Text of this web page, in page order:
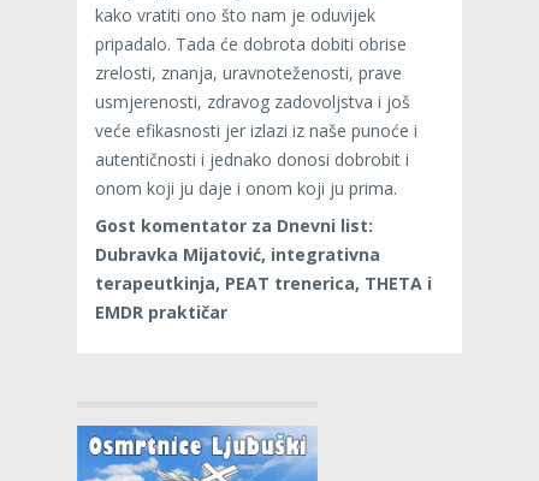
kako vratiti ono što nam je oduvijek
pripadalo. Tada će dobrota dobiti obrise
zrelosti, znanja, uravnoteženosti, prave
usmjerenosti, zdravog zadovoljstva i još
veće efikasnosti jer izlazi iz naše punoće i
autentičnosti i jednako donosi dobrobit i
onom koji ju daje i onom koji ju prima.
Gost komentator za Dnevni list:
Dubravka Mijatović, integrativna
terapeutkinja, PEAT trenerica, THETA i
EMDR praktičar